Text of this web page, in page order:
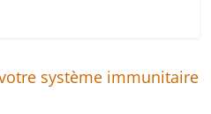
système immunitaire